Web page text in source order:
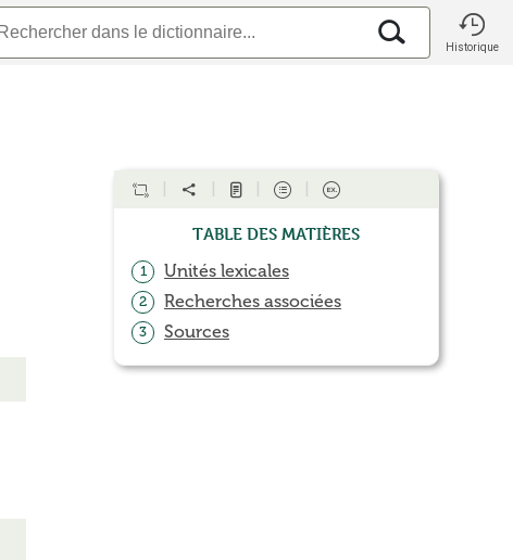
Historique
Table des matières
1 Unités lexicales
2 Recherches associées
3 Sources